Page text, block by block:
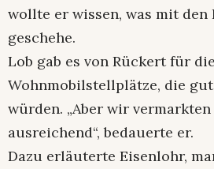
wollte er wissen, was mit den
geschehe.
Lob gab es von Rückert für die
Wohnmobilstellplätze, die
würden. „Aber wir
ausreichend“, bedauerte er.
Dazu erläuterte Eisenlohr,